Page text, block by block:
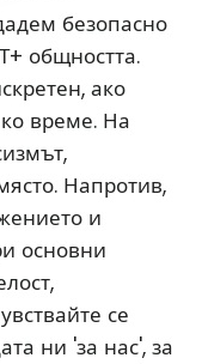
безопасно
общността.
ако
време. На
Напротив,
и
основни
се
ни 'за нас', за